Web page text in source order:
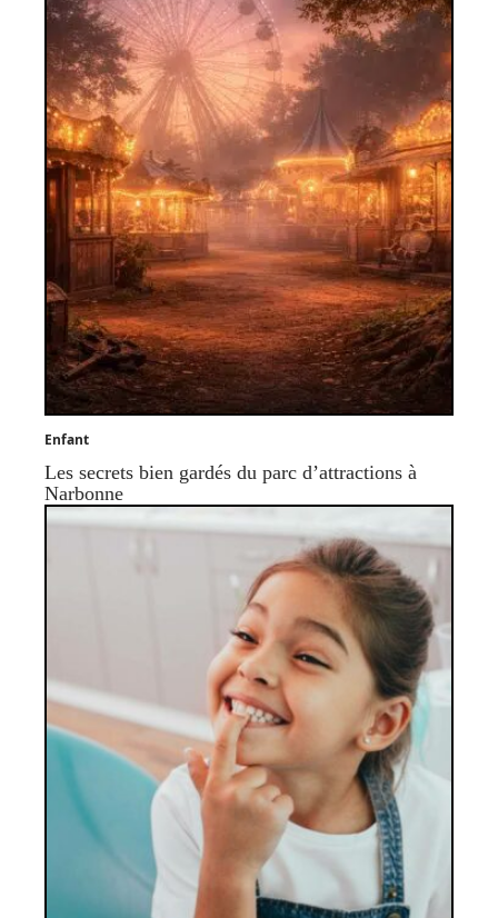
Enfant
Les secrets bien gardés du parc d’attractions à
Narbonne